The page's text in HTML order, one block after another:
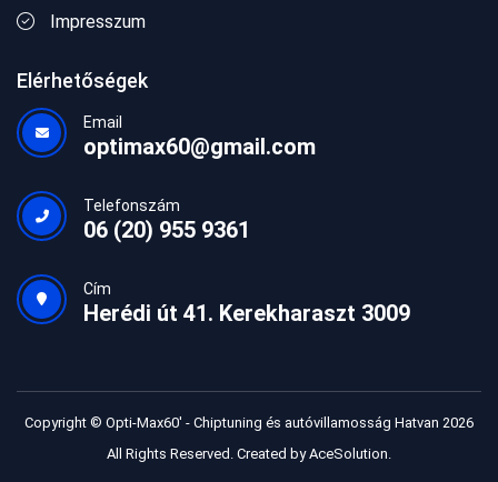
Impresszum
Elérhetőségek
Email
optimax60@gmail.com
Telefonszám
06 (20) 955 9361
Cím
Herédi út 41. Kerekharaszt 3009
Copyright © Opti-Max60' - Chiptuning és autóvillamosság Hatvan 2026
All Rights Reserved. Created byAceSolution.